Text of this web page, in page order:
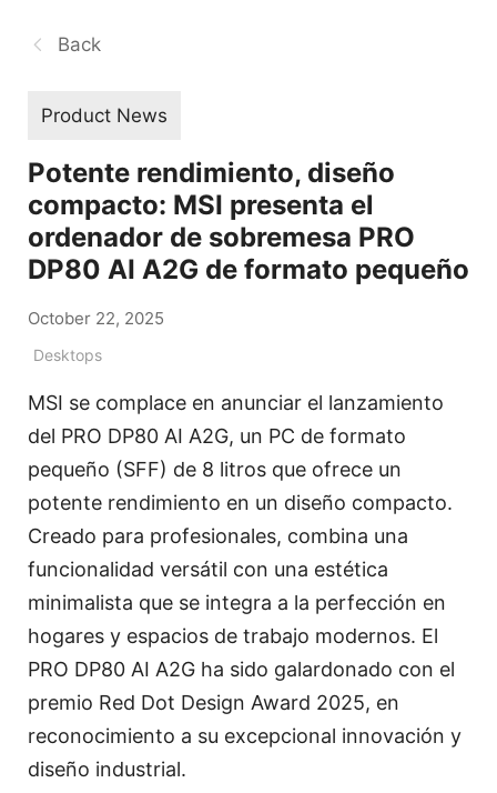
Back
Product News
Potente rendimiento, diseño
compacto: MSI presenta el
ordenador de sobremesa PRO
DP80 AI A2G de formato pequeño
October 22, 2025
Desktops
MSI se complace en anunciar el lanzamiento
del PRO DP80 AI A2G, un PC de formato
pequeño (SFF) de 8 litros que ofrece un
potente rendimiento en un diseño compacto.
Creado para profesionales, combina una
funcionalidad versátil con una estética
minimalista que se integra a la perfección en
hogares y espacios de trabajo modernos. El
PRO DP80 AI A2G ha sido galardonado con el
premio Red Dot Design Award 2025, en
reconocimiento a su excepcional innovación y
diseño industrial.